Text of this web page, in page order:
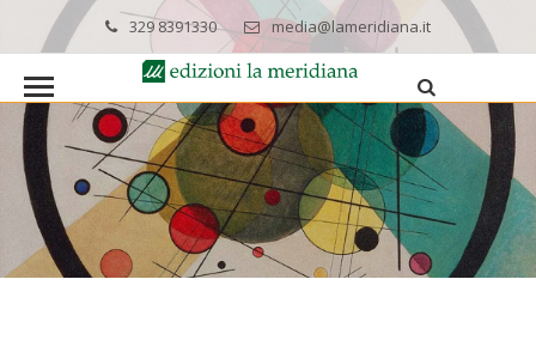
329 8391330 media@lameridiana.it